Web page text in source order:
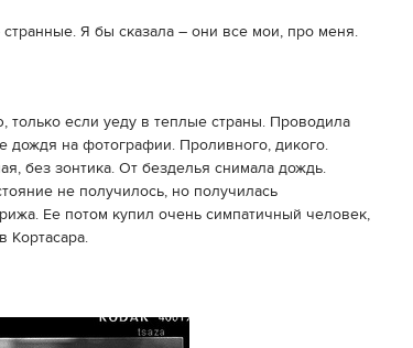
Я бы сказала – они все мои, про меня.
если уеду в теплые страны. Проводила
дождя на фотографии. Проливного, дикого.
без зонтика. От безделья снимала дождь.
не получилось, но получилась
Ее потом купил очень симпатичный человек,
Кортасара.